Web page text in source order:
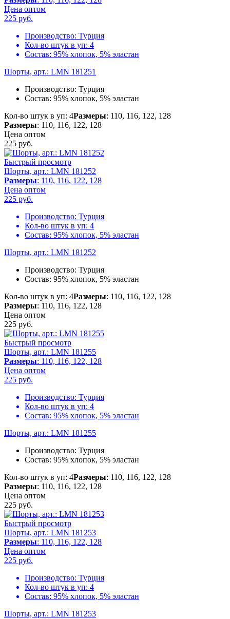
Цена оптом
225 руб.
Производство: Турция
Кол-во штук в уп: 4
Состав: 95% хлопок, 5% эластан
Шорты, арт.: LMN 181251
Производство: Турция
Состав: 95% хлопок, 5% эластан
Кол-во штук в уп: 4Размеры: 110, 116, 122, 128
Размеры: 110, 116, 122, 128
Цена оптом
225 руб.
Быстрый просмотр
Шорты, арт.: LMN 181252
Размеры: 110, 116, 122, 128
Цена оптом
225 руб.
Производство: Турция
Кол-во штук в уп: 4
Состав: 95% хлопок, 5% эластан
Шорты, арт.: LMN 181252
Производство: Турция
Состав: 95% хлопок, 5% эластан
Кол-во штук в уп: 4Размеры: 110, 116, 122, 128
Размеры: 110, 116, 122, 128
Цена оптом
225 руб.
Быстрый просмотр
Шорты, арт.: LMN 181255
Размеры: 110, 116, 122, 128
Цена оптом
225 руб.
Производство: Турция
Кол-во штук в уп: 4
Состав: 95% хлопок, 5% эластан
Шорты, арт.: LMN 181255
Производство: Турция
Состав: 95% хлопок, 5% эластан
Кол-во штук в уп: 4Размеры: 110, 116, 122, 128
Размеры: 110, 116, 122, 128
Цена оптом
225 руб.
Быстрый просмотр
Шорты, арт.: LMN 181253
Размеры: 110, 116, 122, 128
Цена оптом
225 руб.
Производство: Турция
Кол-во штук в уп: 4
Состав: 95% хлопок, 5% эластан
Шорты, арт.: LMN 181253